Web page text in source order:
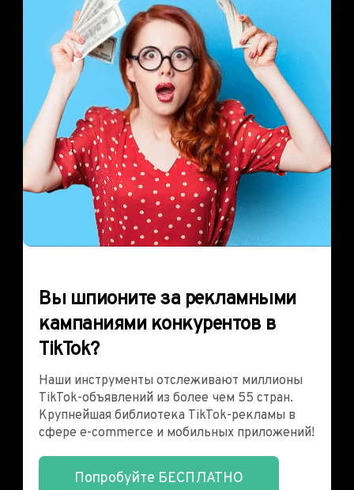
Вы шпионите за рекламными
кампаниями конкурентов в
TikTok?
Наши инструменты отслеживают миллионы
TikTok-объявлений из более чем 55 стран.
Крупнейшая библиотека TikTok-рекламы в
сфере e-commerce и мобильных приложений!
Попробуйте БЕСПЛАТНО